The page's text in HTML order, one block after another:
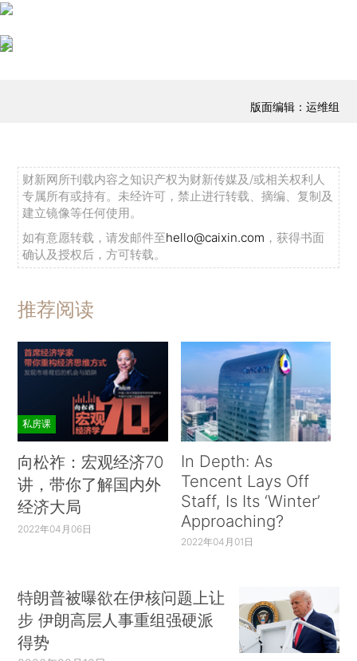
版面编辑：运维组
财新网所刊载内容之知识产权为财新传媒及/或相关权利人
专属所有或持有。未经许可，禁止进行转载、摘编、复制及
建立镜像等任何使用。
如有意愿转载，请发邮件至hello@caixin.com ，获得书面
确认及授权后，方可转载。
推荐阅读
私房课
向松祚：宏观经济70
讲，带你了解国内外
经济大局
2022年04月06日
In Depth: As
Tencent Lays Off
Staff, Is Its ‘Winter’
Approaching?
2022年04月01日
特朗普被曝欲在伊核问题上让
步 伊朗高层人事重组强硬派
得势